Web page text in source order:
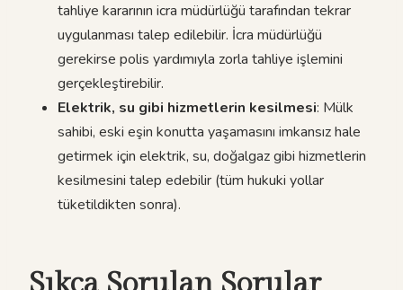
tahliye kararının icra müdürlüğü tarafından tekrar
uygulanması talep edilebilir. İcra müdürlüğü
gerekirse polis yardımıyla zorla tahliye işlemini
gerçekleştirebilir.
Elektrik, su gibi hizmetlerin kesilmesi: Mülk
sahibi, eski eşin konutta yaşamasını imkansız hale
getirmek için elektrik, su, doğalgaz gibi hizmetlerin
kesilmesini talep edebilir (tüm hukuki yollar
tüketildikten sonra).